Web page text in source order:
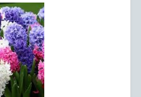
04.11.2022 -
Mehedinți